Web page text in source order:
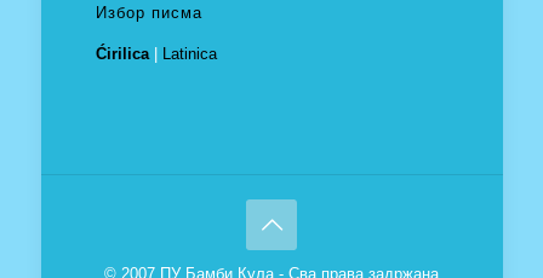
Избор писма
Ćirilica| Latinica
© 2007 ПУ Бамби Кула - Сва права задржана